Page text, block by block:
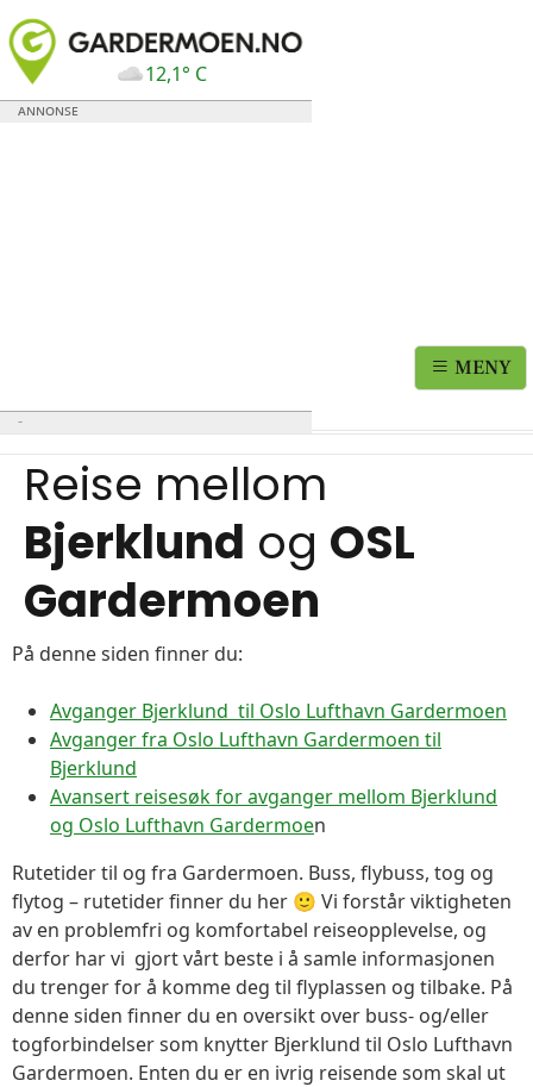
12,1° C
MENY
Reise mellom
Bjerklund og OSL
Gardermoen
På denne siden finner du:
Avganger Bjerklund til Oslo Lufthavn Gardermoen
Avganger fra Oslo Lufthavn Gardermoen til
Bjerklund
Avansert reisesøk for avganger mellom Bjerklund
og Oslo Lufthavn Gardermoen
Rutetider til og fra Gardermoen. Buss, flybuss, tog og
flytog – rutetider finner du her 🙂 Vi forstår viktigheten
av en problemfri og komfortabel reiseopplevelse, og
derfor har vi gjort vårt beste i å samle informasjonen
du trenger for å komme deg til flyplassen og tilbake. På
denne siden finner du en oversikt over buss- og/eller
togforbindelser som knytter Bjerklund til Oslo Lufthavn
Gardermoen. Enten du er en ivrig reisende som skal ut